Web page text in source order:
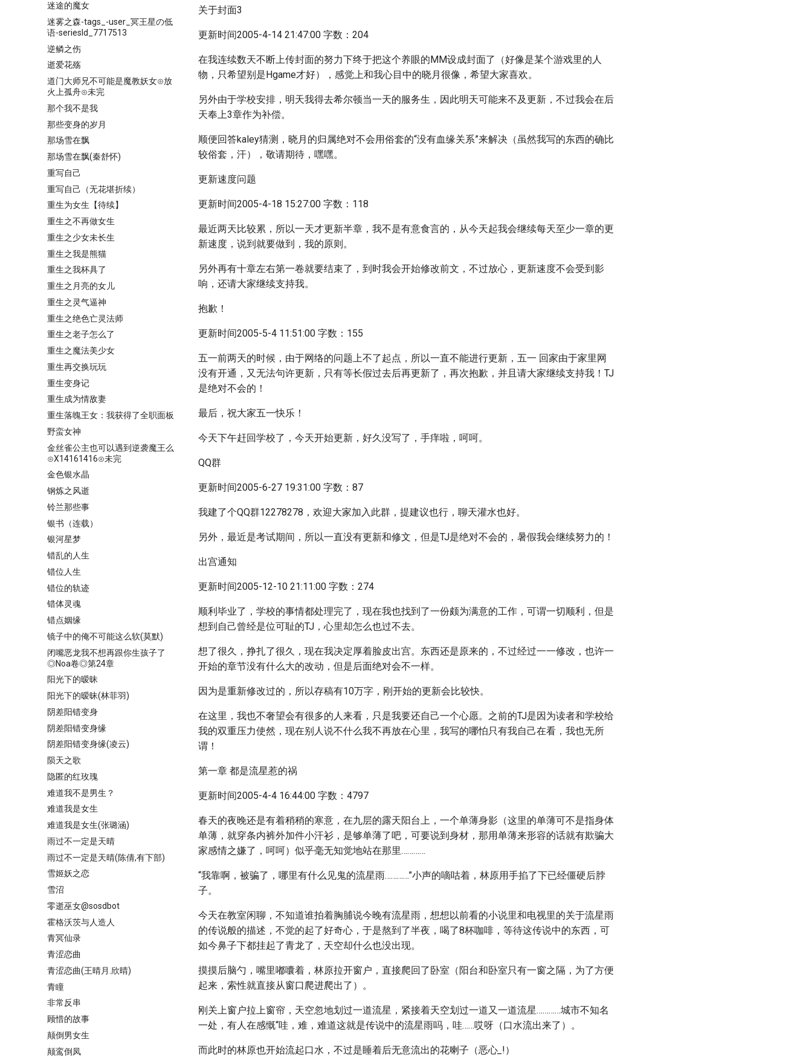
迷途的魔女
迷雾之森-tags_-user_冥王星の低
语-seriesId_7717513
逆鳞之伤
逝爱花殇
道门大师兄不可能是魔教妖女⊙放
火上孤舟⊙未完
那个我不是我
那些变身的岁月
那场雪在飘
那场雪在飘(秦舒怀)
重写自己
重写自己（无花堪折续）
重生为女生【待续】
重生之不再做女生
重生之少女未长生
重生之我是熊猫
重生之我杯具了
重生之月亮的女儿
重生之灵气逼神
重生之绝色亡灵法师
重生之老子怎么了
重生之魔法美少女
重生再交换玩玩
重生变身记
重生成为情敌妻
重生落魄王女：我获得了全职面板
野蛮女神
金丝雀公主也可以遇到逆袭魔王么
⊙X14161416⊙未完
金色银水晶
钢炼之风逝
铃兰那些事
银书（连载）
银河星梦
错乱的人生
错位人生
错位的轨迹
错体灵魂
错点姻缘
镜子中的俺不可能这么软(莫默)
闭嘴恶龙我不想再跟你生孩子了
◎Noa卷◎第24章
阳光下的暧昧
阳光下的暧昧(林菲羽)
阴差阳错变身
阴差阳错变身缘
阴差阳错变身缘(凌云)
陨天之歌
隐匿的红玫瑰
难道我不是男生？
难道我是女生
难道我是女生(张璐涵)
雨过不一定是天晴
雨过不一定是天晴(陈倩,有下部)
雪姬妖之恋
雪沼
零逝巫女@sosdbot
霍格沃茨与人造人
青冥仙录
青涩恋曲
青涩恋曲(王晴月.欣晴)
青瞳
非常反串
顾惜的故事
颠倒男女生
颠鸾倒凤
关于封面3
更新时间2005-4-14 21:47:00 字数：204
在我连续数天不断上传封面的努力下终于把这个养眼的MM设成封面了（好像是某个游戏里的人
物，只希望别是Hgame才好），感觉上和我心目中的晓月很像，希望大家喜欢。
另外由于学校安排，明天我得去希尔顿当一天的服务生，因此明天可能来不及更新，不过我会在后
天奉上3章作为补偿。
顺便回答kaley猜测，晓月的归属绝对不会用俗套的“没有血缘关系”来解决（虽然我写的东西的确比
较俗套，汗），敬请期待，嘿嘿。
更新速度问题
更新时间2005-4-18 15:27:00 字数：118
最近两天比较累，所以一天才更新半章，我不是有意食言的，从今天起我会继续每天至少一章的更
新速度，说到就要做到，我的原则。
另外再有十章左右第一卷就要结束了，到时我会开始修改前文，不过放心，更新速度不会受到影
响，还请大家继续支持我。
抱歉！
更新时间2005-5-4 11:51:00 字数：155
五一前两天的时候，由于网络的问题上不了起点，所以一直不能进行更新，五一 回家由于家里网
没有开通，又无法句许更新，只有等长假过去后再更新了，再次抱歉，并且请大家继续支持我！TJ
是绝对不会的！
最后，祝大家五一快乐！
今天下午赶回学校了，今天开始更新，好久没写了，手痒啦，呵呵。
QQ群
更新时间2005-6-27 19:31:00 字数：87
我建了个QQ群12278278，欢迎大家加入此群，提建议也行，聊天灌水也好。
另外，最近是考试期间，所以一直没有更新和修文，但是TJ是绝对不会的，暑假我会继续努力的！
出宫通知
更新时间2005-12-10 21:11:00 字数：274
顺利毕业了，学校的事情都处理完了，现在我也找到了一份颇为满意的工作，可谓一切顺利，但是
想到自己曾经是位可耻的TJ，心里却怎么也过不去。
想了很久，挣扎了很久，现在我决定厚着脸皮出宫。东西还是原来的，不过经过一一修改，也许一
开始的章节没有什么大的改动，但是后面绝对会不一样。
因为是重新修改过的，所以存稿有10万字，刚开始的更新会比较快。
在这里，我也不奢望会有很多的人来看，只是我要还自己一个心愿。之前的TJ是因为读者和学校给
我的双重压力使然，现在别人说不什么我不再放在心里，我写的哪怕只有我自己在看，我也无所
谓！
第一章 都是流星惹的祸
更新时间2005-4-4 16:44:00 字数：4797
春天的夜晚还是有着稍稍的寒意，在九层的露天阳台上，一个单薄身影（这里的单薄可不是指身体
单薄，就穿条内裤外加件小汗衫，是够单薄了吧，可要说到身材，那用单薄来形容的话就有欺骗大
家感情之嫌了，呵呵）似乎毫无知觉地站在那里…………
“我靠啊，被骗了，哪里有什么见鬼的流星雨…………”小声的嘀咕着，林原用手掐了下已经僵硬后脖
子。
今天在教室闲聊，不知道谁拍着胸脯说今晚有流星雨，想想以前看的小说里和电视里的关于流星雨
的传说般的描述，不觉的起了好奇心，于是熬到了半夜，喝了8杯咖啡，等待这传说中的东西，可
如今鼻子下都挂起了青龙了，天空却什么也没出现。
摸摸后脑勺，嘴里嘟囔着，林原拉开窗户，直接爬回了卧室（阳台和卧室只有一窗之隔，为了方便
起来，索性就直接从窗口爬进爬出了）。
刚关上窗户拉上窗帘，天空忽地划过一道流星，紧接着天空划过一道又一道流星…………城市不知名
一处，有人在感慨“哇，难，难道这就是传说中的流星雨吗，哇……哎呀（口水流出来了）。
而此时的林原也开始流起口水，不过是睡着后无意流出的花喇子（恶心 !）